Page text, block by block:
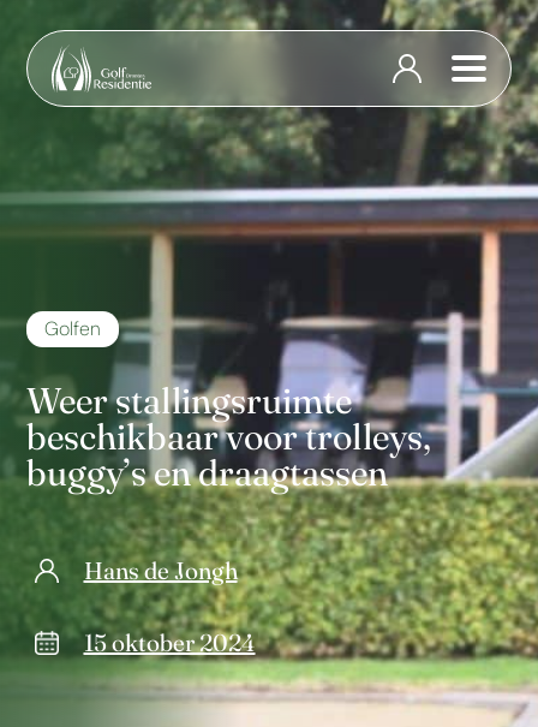
Golfen
Weer stallingsruimte
beschikbaar voor trolleys,
buggy’s en draagtassen
Hans de Jongh
15 oktober 2024